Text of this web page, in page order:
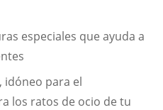
especiales que ayuda a
idóneo para el
los ratos de ocio de tu